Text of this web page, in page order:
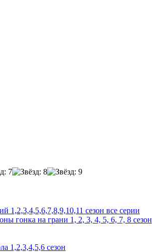
1,2,3,4,5,6,7,8,9,10,11 сезон все серии
гонка на грани 1, 2, 3, 4, 5, 6, 7, 8 сезон
1,2,3,4,5,6 сезон